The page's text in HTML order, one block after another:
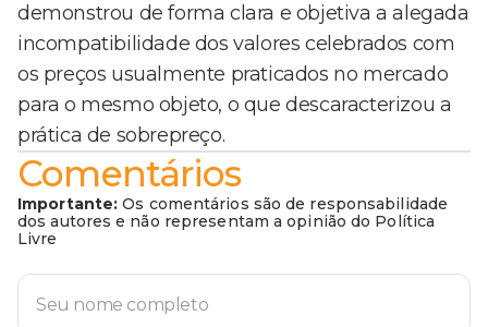
demonstrou de forma clara e objetiva a alegada
incompatibilidade dos valores celebrados com
os preços usualmente praticados no mercado
para o mesmo objeto, o que descaracterizou a
prática de sobrepreço.
Comentários
Importante: Os comentários são de responsabilidade
dos autores e não representam a opinião do Política
Livre